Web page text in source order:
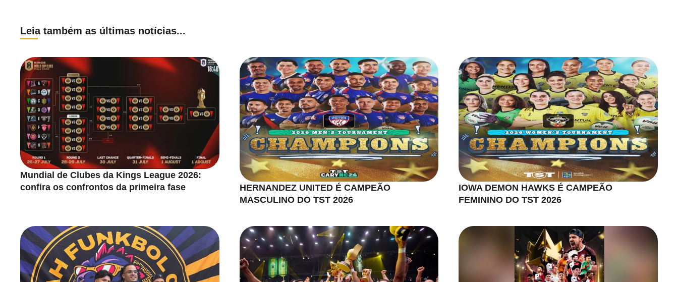
Leia também as últimas notícias...
Mundial de Clubes da Kings League 2026:
confira os confrontos da primeira fase
HERNANDEZ UNITED É CAMPEÃO
MASCULINO DO TST 2026
IOWA DEMON HAWKS É CAMPEÃO
FEMININO DO TST 2026